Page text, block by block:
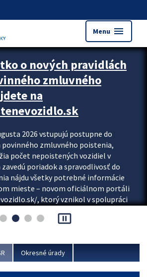
Menu menu
upútavok
o nových pravidlách
zmluvného
na
2026 vstupujú postupne do
povinného zmluvného poistenia,
počet nepoistených vozidiel v
poriadok a spravodlivosť do
nájdu všetky potrebné informácie
mieste – novom oficiálnom portáli
, ktorý vznikol v spolupráci
a Ministerstva vnútra SR.
pause_presentation
Okresné úrady